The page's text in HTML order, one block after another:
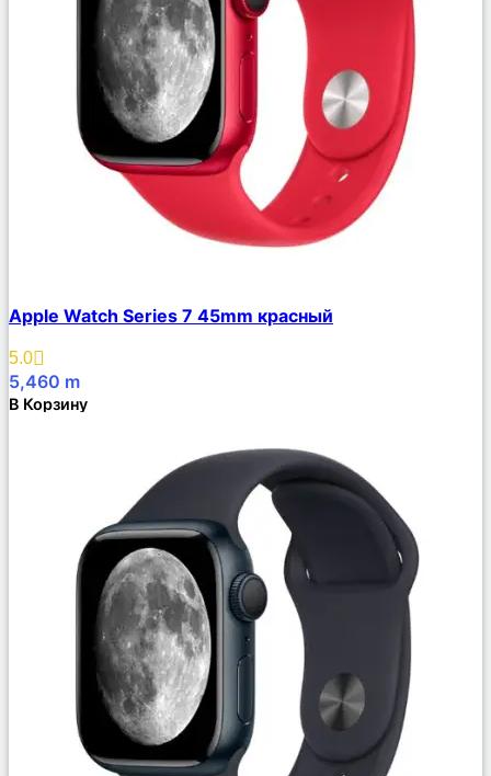
Описание
Избранное
Apple Watch Series 7 45mm красный
5.0
5,460 m
В Корзину